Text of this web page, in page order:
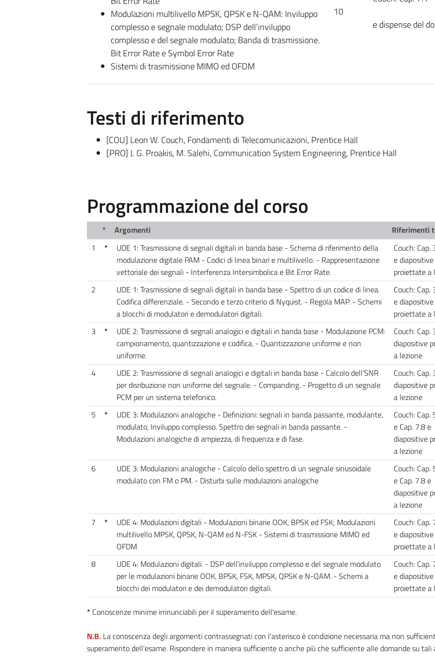
Modulazioni multilivello MPSK, QPSK e N-QAM: Inviluppo
complesso e segnale modulato; DSP dell’inviluppo
complesso e del segnale modulato; Banda di trasmissione.
Bit Error Rate e Symbol Error Rate
Sistemi di trasmissione MIMO ed OFDM
10
e dispense del
Testi di riferimento
[COU] Leon W. Couch, Fondamenti di Telecomunicazioni, Prentice Hall
[PRO] J. G. Proakis, M. Salehi, Communication System Engineering, Prentice Hall
Programmazione del corso
* Argomenti
Riferimenti
1
*
UDE 1: Trasmissione di segnali digitali in banda base - Schema di riferimento della
modulazione digitale PAM - Codici di linea binari e multilivello. - Rappresentazione
vettoriale dei segnali - Interferenza Intersimbolica e Bit Error Rate.
Couch: Cap.
e diapositive
proiettate a
2
UDE 1: Trasmissione di segnali digitali in banda base - Spettro di un codice di linea.
Codifica differenziale. - Secondo e terzo criterio di Nyquist. - Regola MAP. - Schemi
a blocchi di modulatori e demodulatori digitali.
Couch: Cap.
e diapositive
proiettate a
3
*
UDE 2: Trasmissione di segnali analogici e digitali in banda base - Modulazione PCM:
campionamento, quantizzazione e codifica. - Quantizzazione uniforme e non
uniforme.
Couch: Cap.
diapositive
a lezione
4
UDE 2: Trasmissione di segnali analogici e digitali in banda base - Calcolo dell’SNR
per disribuzione non uniforme del segnale. - Companding. - Progetto di un segnale
PCM per un sistema telefonico.
Couch: Cap.
diapositive
a lezione
5
*
UDE 3: Modulazioni analogiche - Definizioni: segnali in banda passante, modulante,
modulato, Inviluppo complesso. Spettro dei segnali in banda passante. -
Modulazioni analogiche di ampiezza, di frequenza e di fase.
Couch:
e Cap. 7.8 e
diapositive
a lezione
6
UDE 3: Modulazioni analogiche - Calcolo dello spettro di un segnale sinusoidale
modulato con FM o PM. - Disturbi sulle modulazioni analogiche
Couch:
e Cap. 7.8 e
diapositive
a lezione
7
*
UDE 4: Modulazioni digitali - Modulazioni binarie OOK, BPSK ed FSK; Modulazioni
multilivello MPSK, QPSK, N-QAM ed N-FSK - Sistemi di trasmissione MIMO ed
OFDM
Couch:
e diapositive
proiettate a
8
UDE 4: Modulazioni digitali. - DSP dell’inviluppo complesso e del segnale modulato
per le modulazioni binarie OOK, BPSK, FSK, MPSK, QPSK e N-QAM. - Schemi a
blocchi dei modulatori e dei demodulatori digitali.
Couch:
e diapositive
proiettate a
*Conoscenze minime irrinunciabili per il superamento dell'esame.
N.B. La conoscenza degli argomenti contrassegnati con l'asterisco è condizione necessaria ma non
superamento dell'esame. Rispondere in maniera sufficiente o anche più che sufficiente alle domande su tali